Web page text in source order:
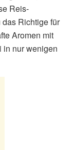
Reis-
Richtige für
Aromen mit
in nur wenigen